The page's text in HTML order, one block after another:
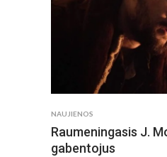
NAUJIENOS
Raumeningasis J.
gabentojus